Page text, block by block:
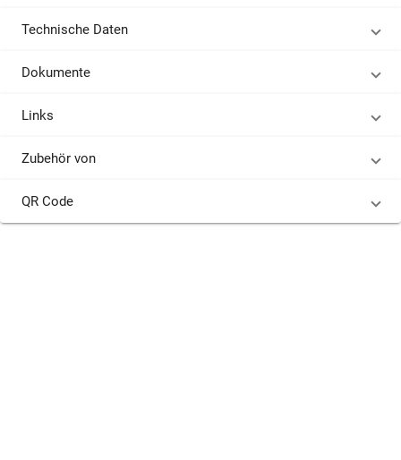
Technische Daten
Dokumente
Links
Zubehör von
QR Code